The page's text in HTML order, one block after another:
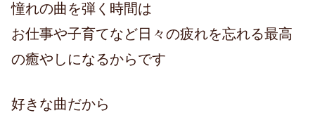
憧れの曲を弾く時間は
お仕事や子育てなど日々の疲れを忘れる最高
の癒やしになるからです
好きな曲だから